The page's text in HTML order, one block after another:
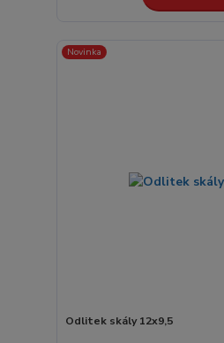
Novinka
Odlitek skály 12x9,5